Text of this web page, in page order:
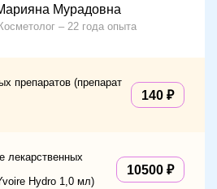
Мурадовна
22 года опыта
препаратов (препарат
140
лекарственных
Hydro 1,0 мл)
10500